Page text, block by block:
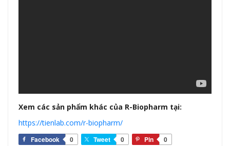
Xem các sản phẩm khác của R-Biopharm tại:
https://tienlab.com/r-biopharm/
Facebook 0 Tweet 0 Pin 0